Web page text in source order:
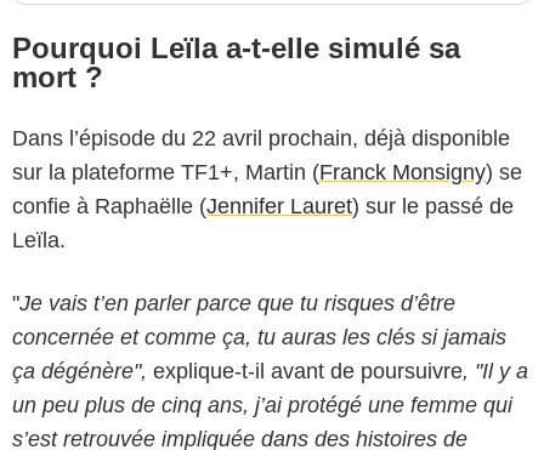
Pourquoi Leïla a-t-elle simulé sa
mort ?
Dans l’épisode du 22 avril prochain, déjà disponible
sur la plateforme TF1+, Martin (Franck Monsigny) se
confie à Raphaëlle (Jennifer Lauret) sur le passé de
Leïla.
"Je vais t’en parler parce que tu risques d’être
concernée et comme ça, tu auras les clés si jamais
ça dégénère", explique-t-il avant de poursuivre, "Il y a
un peu plus de cinq ans, j’ai protégé une femme qui
s’est retrouvée impliquée dans des histoires de